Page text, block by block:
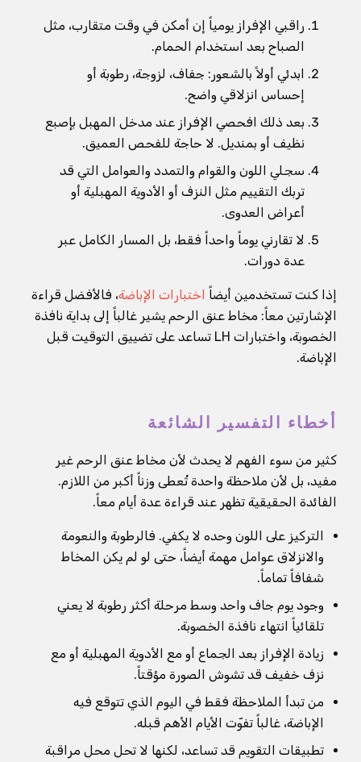
راقبي الإفراز يومياً إن أمكن في وقت متقارب، مثل
الصباح بعد استخدام الحمام.
ابدئي أولاً بالشعور: جفاف، لزوجة، رطوبة أو
إحساس انزلاقي واضح.
بعد ذلك افحصي الإفراز عند مدخل المهبل بإصبع
نظيف أو بمنديل. لا حاجة للفحص العميق.
سجلي اللون والقوام والتمدد والعوامل التي قد
تربك التقييم مثل النزف أو الأدوية المهبلية أو
أعراض العدوى.
لا تقارني يوماً واحداً فقط، بل المسار الكامل عبر
عدة دورات.
إذا كنت تستخدمين أيضاً اختبارات الإباضة، فالأفضل قراءة
الإشارتين معاً: مخاط عنق الرحم يشير غالباً إلى بداية نافذة
الخصوبة، واختبارات LH تساعد على تضييق التوقيت قبل
الإباضة.
أخطاء التفسير الشائعة
كثير من سوء الفهم لا يحدث لأن مخاط عنق الرحم غير
مفيد، بل لأن ملاحظة واحدة تُعطى وزناً أكبر من اللازم.
الفائدة الحقيقية تظهر عند قراءة عدة أيام معاً.
التركيز على اللون وحده لا يكفي. فالرطوبة والنعومة
والانزلاق عوامل مهمة أيضاً، حتى لو لم يكن المخاط
شفافاً تماماً.
وجود يوم جاف واحد وسط مرحلة أكثر رطوبة لا يعني
تلقائياً انتهاء نافذة الخصوبة.
زيادة الإفراز بعد الجماع أو مع الأدوية المهبلية أو مع
نزف خفيف قد تشوش الصورة مؤقتاً.
من تبدأ الملاحظة فقط في اليوم الذي تتوقع فيه
الإباضة، غالباً تفوّت الأيام الأهم قبله.
تطبيقات التقويم قد تساعد، لكنها لا تحل محل مراقبة